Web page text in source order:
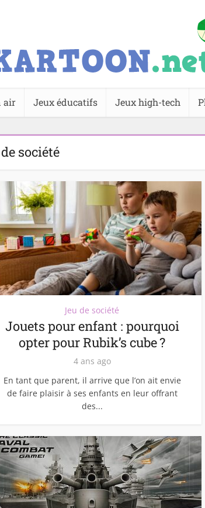
air Jeux éducatifs Jeux high-tech
société
Jeu de société
Jouets pour enfant : pourquoi
opter pour Rubik’s cube ?
4 ans ago
En tant que parent, il arrive que l’on ait envie
de faire plaisir à ses enfants en leur offrant
des...